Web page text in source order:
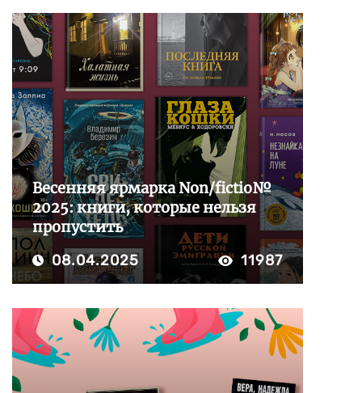
Весенняя ярмарка Non/fictio№
2025: книги, которые нельзя
пропустить
08.04.2025 11987